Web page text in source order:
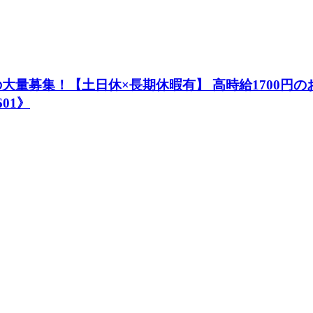
集！【土日休×長期休暇有】 高時給1700円の
》